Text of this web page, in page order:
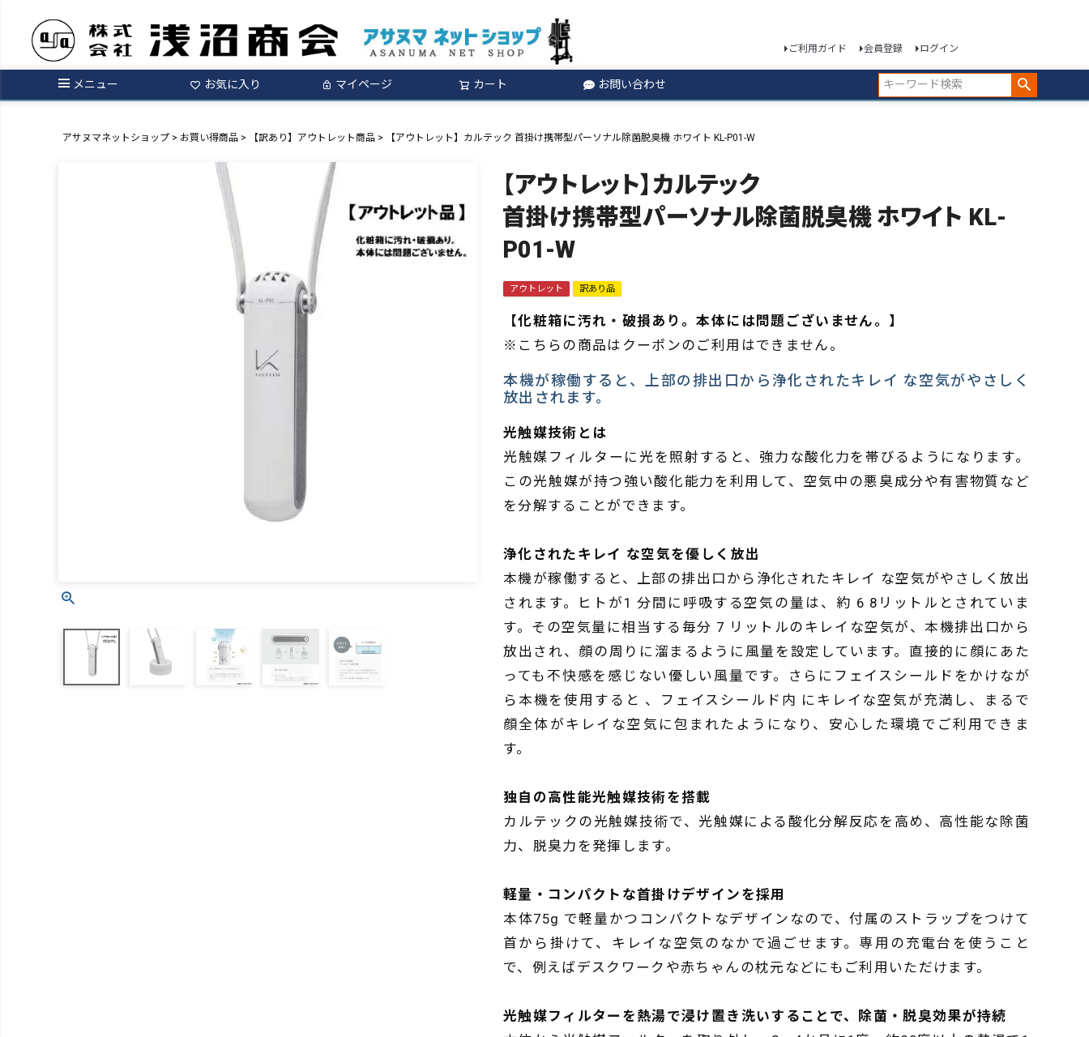
ご利用ガイド 会員登録 ログイン
メニュー お気に入り マイページ カート お問い合わせ
検索
アサヌマネットショップ お買い得商品 【訳あり】アウトレット商品 【アウトレット】カルテック 首掛け携帯型パーソナル除菌脱臭機 ホワイト KL-P01-W
【アウトレット】カルテック
首掛け携帯型パーソナル除菌脱臭機 ホワイト KL-
P01-W
アウトレット 訳あり品
【化粧箱に汚れ・破損あり。本体には問題ございません。】
※こちらの商品はクーポンのご利用はできません。
本機が稼働すると、上部の排出口から浄化されたキレイ な空気がやさしく
放出されます。
光触媒技術とは
光触媒フィルターに光を照射すると、強力な酸化力を帯びるようになります。
この光触媒が持つ強い酸化能力を利用して、空気中の悪臭成分や有害物質など
を分解することができます。
浄化されたキレイ な空気を優しく放出
本機が稼働すると、上部の排出口から浄化されたキレイ な空気がやさしく放出
されます。ヒトが1 分間に呼吸する空気の量は、約 6 8リットルとされていま
す。その空気量に相当する毎分 7 リットルのキレイな空気が、本機排出口から
放出され、顔の周りに溜まるように風量を設定しています。直接的に顔にあた
っても不快感を感じない優しい風量です。さらにフェイスシールドをかけなが
ら本機を使用すると 、フェイスシールド内 にキレイな空気が充満し、まるで
顔全体がキレイな空気に包まれたようになり、安心した環境でご利用できま
す。
独自の高性能光触媒技術を搭載
カルテックの光触媒技術で、光触媒による酸化分解反応を高め、高性能な除菌
力、脱臭力を発揮します。
軽量・コンパクトな首掛けデザインを採用
本体75g で軽量かつコンパクトなデザインなので、付属のストラップをつけて
首から掛けて、キレイな空気のなかで過ごせます。専用の充電台を使うこと
で、例えばデスクワークや赤ちゃんの枕元などにもご利用いただけます。
光触媒フィルターを熱湯で浸け置き洗いすることで、除菌・脱臭効果が持続